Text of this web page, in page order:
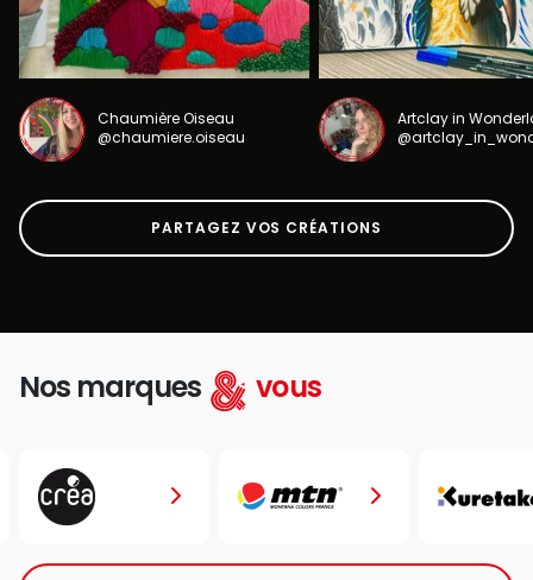
Chaumière Oiseau
@chaumiere.oiseau
Artclay in
PARTAGEZ VOS CRÉATIONS
Nos marques vous